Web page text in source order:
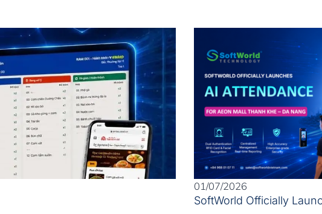
01/07/2026
SoftWorld Officially